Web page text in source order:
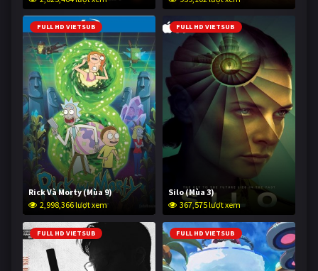
FULL HD VIETSUB
Rick Và Morty (Mùa 9)
2,998,366 lượt xem
FULL HD VIETSUB
Silo (Mùa 3)
367,575 lượt xem
FULL HD VIETSUB FULL HD VIETSUB